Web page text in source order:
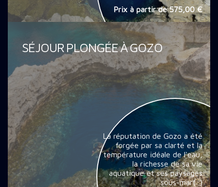
Prix à partir de575,00 €
SÉJOUR PLONGÉE À GOZO
La réputation de Gozo a été
forgée par sa clarté et la
température idéale de l'eau,
la richesse de sa vie
aquatique et ses paysages
sous-mar(...)